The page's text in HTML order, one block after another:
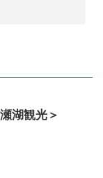
湖観光＞